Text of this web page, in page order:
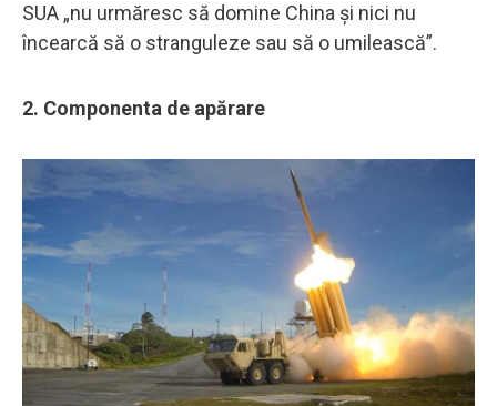
SUA „nu urmăresc să domine China și nici nu
încearcă să o stranguleze sau să o umilească”.
2. Componenta de apărare